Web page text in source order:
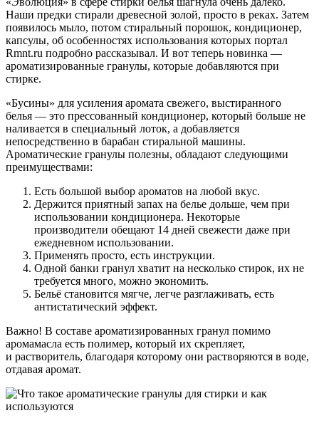
Наши предки стирали древесной золой, просто в реках. Затем
появилось мыло, потом стиральный порошок, кондиционер,
капсулы, об особенностях использования которых портал
Rmnt.ru подробно рассказывал. И вот теперь новинка —
ароматизированные гранулы, которые добавляются при
стирке.
«Бусины» для усиления аромата свежего, выстиранного
белья — это прессованный кондиционер, который больше не
наливается в специальный лоток, а добавляется
непосредственно в барабан стиральной машины.
Ароматические гранулы полезны, обладают следующими
преимуществами:
Есть большой выбор ароматов на любой вкус.
Держится приятный запах на белье дольше, чем при
использовании кондиционера. Некоторые
производители обещают 14 дней свежести даже при
ежедневном использовании.
Применять просто, есть инструкции.
Одной банки гранул хватит на несколько стирок, их не
требуется много, можно экономить.
Бельё становится мягче, легче разглаживать, есть
антистатический эффект.
Важно! В составе ароматизированных гранул помимо
аромамасла есть полимер, который их скрепляет,
и растворитель, благодаря которому они растворяются в воде,
отдавая аромат.